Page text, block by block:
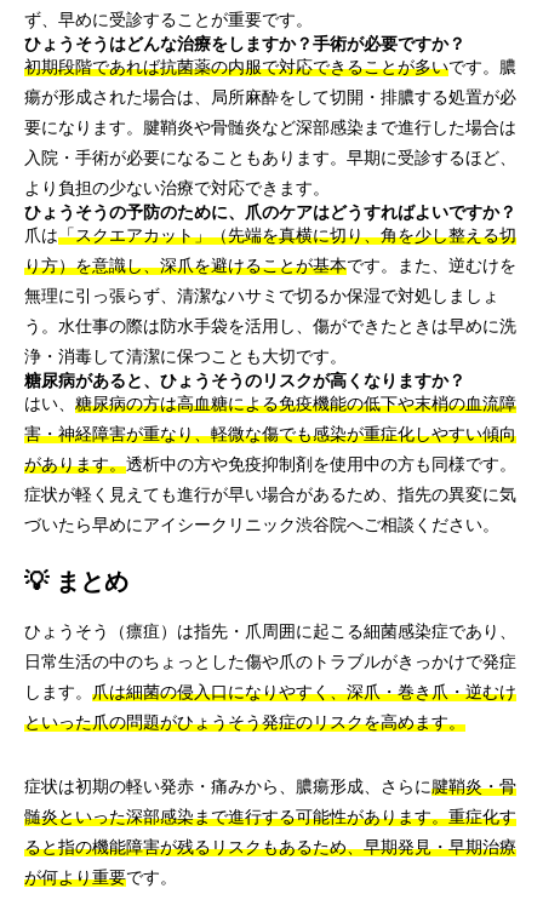
ず、早めに受診することが重要です。
ひょうそうはどんな治療をしますか？手術が必要ですか？
初期段階であれば抗菌薬の内服で対応できることが多いです。膿
瘍が形成された場合は、局所麻酔をして切開・排膿する処置が必
要になります。腱鞘炎や骨髄炎など深部感染まで進行した場合は
入院・手術が必要になることもあります。早期に受診するほど、
より負担の少ない治療で対応できます。
ひょうそうの予防のために、爪のケアはどうすればよいですか？
爪は「スクエアカット」（先端を真横に切り、角を少し整える切
り方）を意識し、深爪を避けることが基本です。また、逆むけを
無理に引っ張らず、清潔なハサミで切るか保湿で対処しましょ
う。水仕事の際は防水手袋を活用し、傷ができたときは早めに洗
浄・消毒して清潔に保つことも大切です。
糖尿病があると、ひょうそうのリスクが高くなりますか？
はい、 糖尿病の方は高血糖による免疫機能の低下や末梢の血流障
害・神経障害が重なり、軽微な傷でも感染が重症化しやすい傾向
があります。透析中の方や免疫抑制剤を使用中の方も同様です。
症状が軽く見えても進行が早い場合があるため、指先の異変に気
づいたら早めにアイシークリニック渋谷院へご相談ください。
💡 まとめ
ひょうそう（瘭疽）は指先・爪周囲に起こる細菌感染症であり、
日常生活の中のちょっとした傷や爪のトラブルがきっかけで発症
します。 爪は細菌の侵入口になりやすく、深爪・巻き爪・逆むけ
といった爪の問題がひょうそう発症のリスクを高めます。
症状は初期の軽い発赤・痛みから、膿瘍形成、さらに腱鞘炎・骨
髄炎といった深部感染まで進行する可能性があります。重症化す
ると指の機能障害が残るリスクもあるため、早期発見・早期治療
が何より重要です。